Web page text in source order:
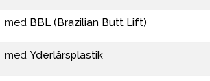
med BBL (Brazilian Butt Lift)
med Yderlårsplastik